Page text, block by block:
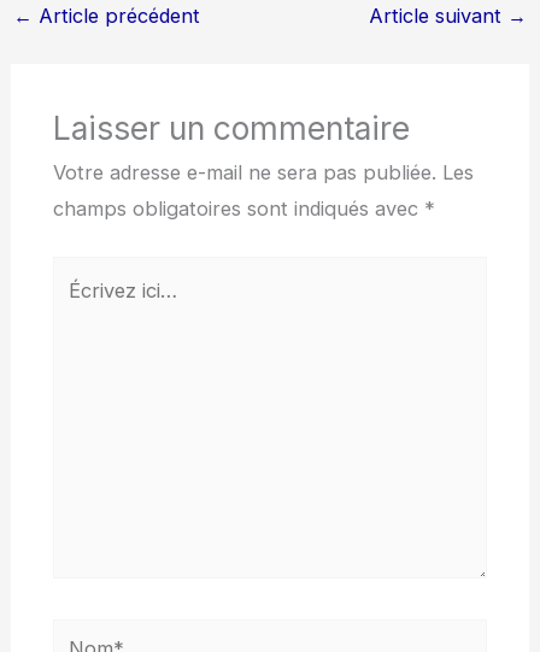
← Article précédent Article suivant →
Laisser un commentaire
Votre adresse e-mail ne sera pas publiée. Les
champs obligatoires sont indiqués avec *
Écrivez
Nom*